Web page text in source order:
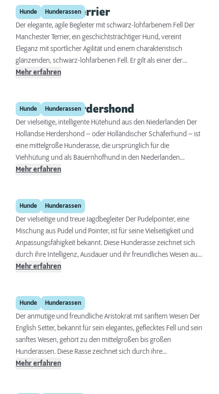
Intelligenz und Anpassungsfähigkeit, macht ihn zu einem idealen
Gefährten für aktive Familien.
Hunde Hunderassen
Manchester Terrier
Der elegante, agile Begleiter mit schwarz-lohfarbenem Fell Der
Manchester Terrier, ein geschichtsträchtiger Hund, vereint
Eleganz mit sportlicher Agilität und einem charakteristisch
glänzenden, schwarz-lohfarbenen Fell. Er gilt als einer der
ältesten Terrier-Rassen und stammt ursprünglich aus England,
ihre Intelligenz, Wachsamkeit und Loyalität aus und eignet sich
hervorragend als Familienhund sowie als aktiver Begleiter.
Mehr erfahren
Hunde Hunderassen
Hollandse Herdershond
Der vielseitige, intelligente Hütehund aus den Niederlanden Der
Hollandse Herdershond – oder Holländischer Schäferhund – ist
eine mittelgroße Hunderasse, die ursprünglich für die
Viehhütung und als Bauernhofhund in den Niederlanden
gezüchtet wurde. Diese Rasse zeichnet sich durch ihre
einschließlich Arbeitseinsätze und Hundesport, sowie als treuer
Familienbegleiter.
Mehr erfahren
Hunde Hunderassen
Pudelpointer
Der vielseitige und treue Jagdbegleiter Der Pudelpointer, eine
Mischung aus Pudel und Pointer, ist für seine Vielseitigkeit und
Anpassungsfähigkeit bekannt. Diese Hunderasse zeichnet sich
durch ihre Intelligenz, Ausdauer und ihr freundliches Wesen aus.
Sie sind ausgezeichnete Jagdhunde und liebevolle
Beschäftigung ist wichtig, um sie zufrieden und gesund zu
halten.
Mehr erfahren
Hunde Hunderassen
English Setter
Der anmutige und freundliche Aristokrat mit sanftem Wesen Der
English Setter, bekannt für sein elegantes, geflecktes Fell und sein
sanftes Wesen, gehört zu den mittelgroßen bis großen
Hunderassen. Diese Rasse zeichnet sich durch ihre
Freundlichkeit, Geduld und ihr ausgeglichenes Temperament
Mehr erfahren